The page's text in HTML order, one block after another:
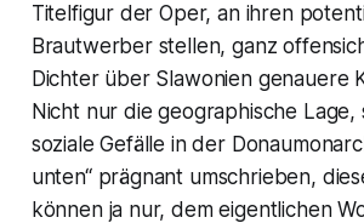
Titelfigur der Oper, an ihren
Brautwerber stellen, ganz
Dichter über Slawonien genauere
Nicht nur die geographische Lage,
soziale Gefälle in der
unten“ prägnant umschrieben,
können ja nur, dem eigentlichen